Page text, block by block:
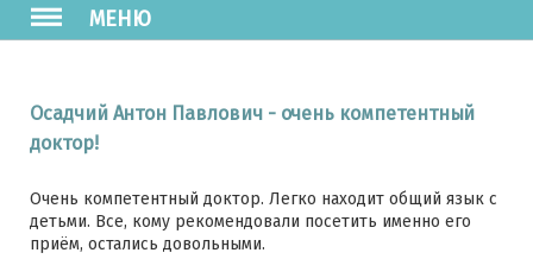
МЕНЮ
Осадчий Антон Павлович - очень компетентный
доктор!
Очень компетентный доктор. Легко находит общий язык с
детьми. Все, кому рекомендовали посетить именно его
приём, остались довольными.